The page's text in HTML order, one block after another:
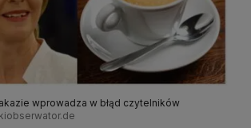
wprowadza w błąd czytelników